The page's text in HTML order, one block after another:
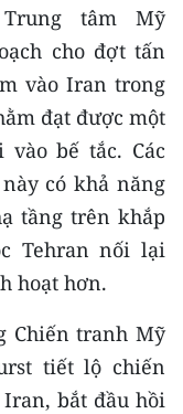
tâm Mỹ
cho đợt tấn
vào Iran trong
đạt được một
bế tắc. Các
có khả năng
tầng trên khắp
Tehran nối lại
hoạt hơn.
Chiến tranh Mỹ
tiết lộ chiến
bắt đầu hồi